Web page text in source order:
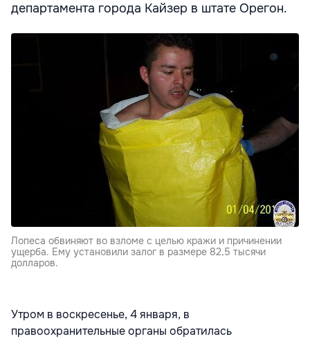
департамента города Кайзер в штате Орегон.
Лопеса обвиняют во взломе с целью кражи и причинении
ущерба. Ему установили залог в размере 82,5 тысячи
долларов.
Утром в воскресенье, 4 января, в
правоохранительные органы обратилась